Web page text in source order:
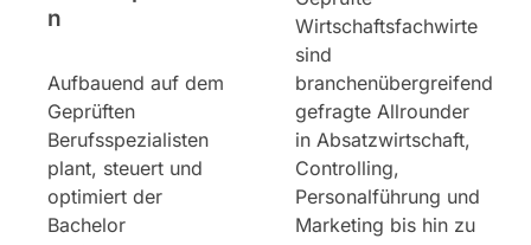
n
Aufbauend auf dem
Geprüften
Berufsspezialisten
plant, steuert und
optimiert der
Bachelor
Wirtschaftsfachwirte
sind
branchenübergreifend
gefragte Allrounder
in Absatzwirtschaft,
Controlling,
Personalführung und
Marketing bis hin zu